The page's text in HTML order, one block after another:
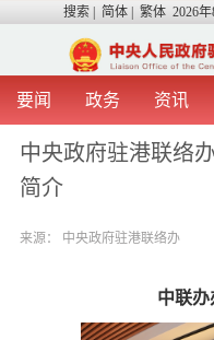
搜索 简体 繁体 2026
要闻 政务 资讯
首 页 图 片
我办动态
办证指引
中央政府驻港联络
简介
来源： 中央政府驻港联络办
中联办